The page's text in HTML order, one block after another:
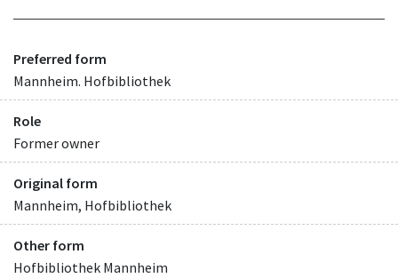
Preferred form
Mannheim. Hofbibliothek
Role
Former owner
Original form
Mannheim, Hofbibliothek
Other form
Hofbibliothek Mannheim